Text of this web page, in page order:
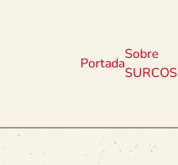
Portada
Sobre
SURCOS